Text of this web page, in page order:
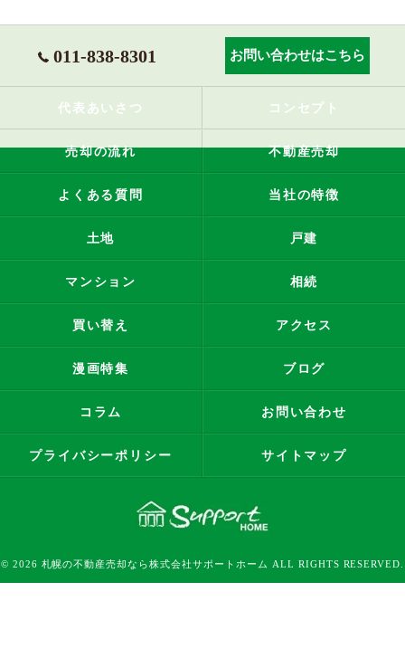
011-838-8301 お問い合わせはこちら
代表あいさつ コンセプト
売却の流れ 不動産売却
よくある質問 当社の特徴
土地 戸建
マンション 相続
買い替え アクセス
漫画特集 ブログ
コラム お問い合わせ
プライバシーポリシー サイトマップ
© 2026 札幌の不動産売却なら株式会社サポートホーム ALL RIGHTS RESERVED.